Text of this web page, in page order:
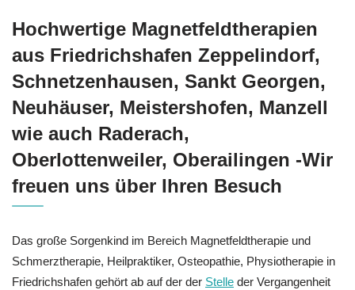
Hochwertige Magnetfeldtherapien
aus Friedrichshafen Zeppelindorf,
Schnetzenhausen, Sankt Georgen,
Neuhäuser, Meistershofen, Manzell
wie auch Raderach,
Oberlottenweiler, Oberailingen -Wir
freuen uns über Ihren Besuch
Das große Sorgenkind im Bereich Magnetfeldtherapie und
Schmerztherapie, Heilpraktiker, Osteopathie, Physiotherapie in
Friedrichshafen gehört ab auf der der Stelle der Vergangenheit